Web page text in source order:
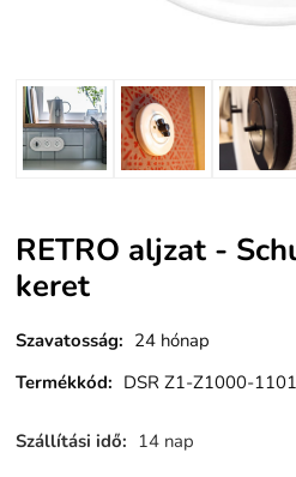
RETRO aljzat -
keret
Szavatosság: 24 hónap
Termékkód: DSR Z1-Z1000-
Szállítási idő: 14 nap